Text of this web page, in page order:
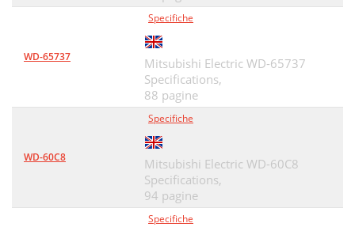
WD-65737
Specifiche
Mitsubishi Electric WD-65737
Specifications,
88 pagine
WD-60C8
Specifiche
Mitsubishi Electric WD-60C8
Specifications,
94 pagine
Specifiche